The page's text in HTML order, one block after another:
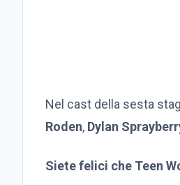
Nel cast della sesta
Roden, Dylan
Siete felici che Teen